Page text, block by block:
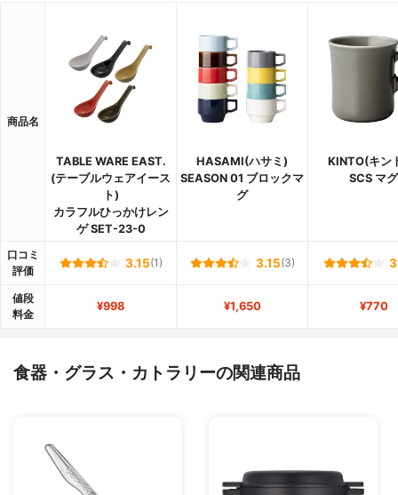
商品名
TABLE WARE EAST.
(テーブルウェアイース
ト)
カラフルひっかけレン
ゲ SET-23-0
HASAMI(ハサミ)
SEASON 01 ブロックマ
グ
KINTO(キン
SCS マグ
口コミ
評価
3.15(1) 3.15(3)
値段
料金
¥998 ¥1,650 ¥770
食器・グラス・カトラリーの関連商品